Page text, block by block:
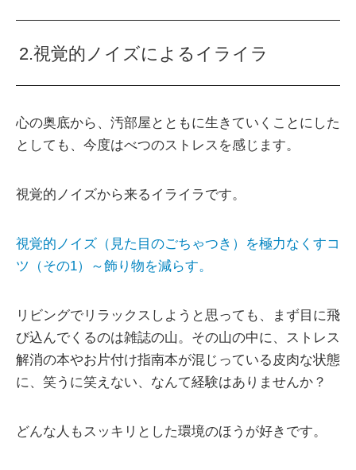
2.視覚的ノイズによるイライラ
心の奥底から、汚部屋とともに生きていくことにした
としても、今度はべつのストレスを感じます。
視覚的ノイズから来るイライラです。
視覚的ノイズ（見た目のごちゃつき）を極力なくすコ
ツ（その1）～飾り物を減らす。
リビングでリラックスしようと思っても、まず目に飛
び込んでくるのは雑誌の山。その山の中に、ストレス
解消の本やお片付け指南本が混じっている皮肉な状態
に、笑うに笑えない、なんて経験はありませんか？
どんな人もスッキリとした環境のほうが好きです。